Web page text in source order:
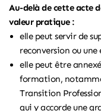
Au-delà de cette acte
valeur pratique :
elle peut servir de
reconversion ou
elle peut être
formation,
Transition
qui y accorde une